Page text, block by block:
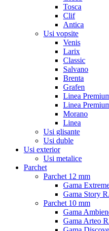
Tosca
Clif
Antica
Usi vopsite
Venis
Larix
Classic
Salvano
Brenta
Grafen
Linea
Linea
Morano
Linea
Usi glisante
Usi duble
Usi exterior
Usi metalice
Parchet
Parchet 12 mm
Gama
Gama Story
Parchet 10 mm
Gama
Gama Arteo